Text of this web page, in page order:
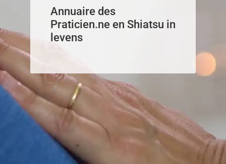
Annuaire des
Praticien.ne en Shiatsu in
levens